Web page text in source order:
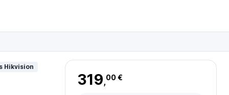
Hikvision
319,00 €